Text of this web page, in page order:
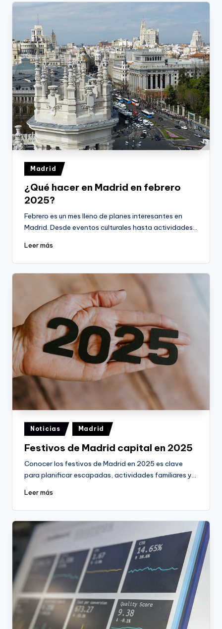
Publicado
en
Madrid
¿Qué hacer en Madrid en febrero
2025?
Febrero es un mes lleno de planes interesantes en
Madrid. Desde eventos culturales hasta actividades…
Leer más
Publicado
en
Noticias Madrid
Festivos de Madrid capital en 2025
Conocer los festivos de Madrid en 2025 es clave
para planificar escapadas, actividades familiares y…
Leer más